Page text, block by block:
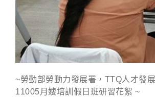
~勞動部勞動力發展署，TTQ人才發
11005月嫂培訓假日班研習花絮 ~